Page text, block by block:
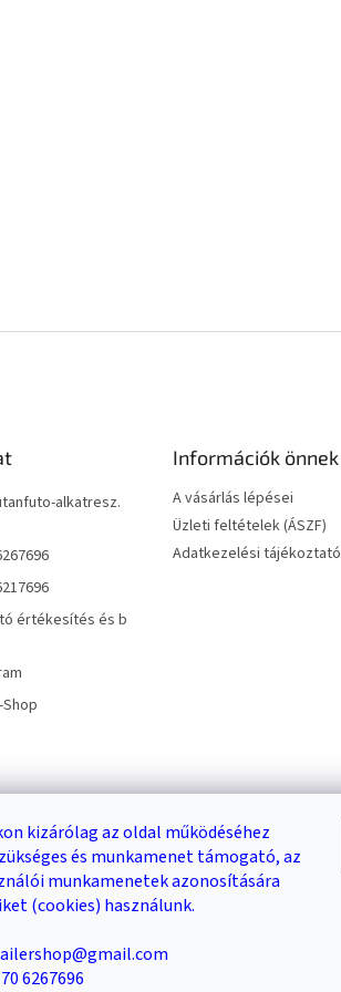
kizárólag az oldal működéséhez
és munkamenet támogató, az
munkamenetek azonosítására
(cookies) használunk.
6267696
alkatresz.
értékesítés és b
Információk önnek
A vásárlás lépései
Üzleti feltételek (ÁSZF)
Adatkezelési tájékoztató
DB /0 FT
Trailer-Shop